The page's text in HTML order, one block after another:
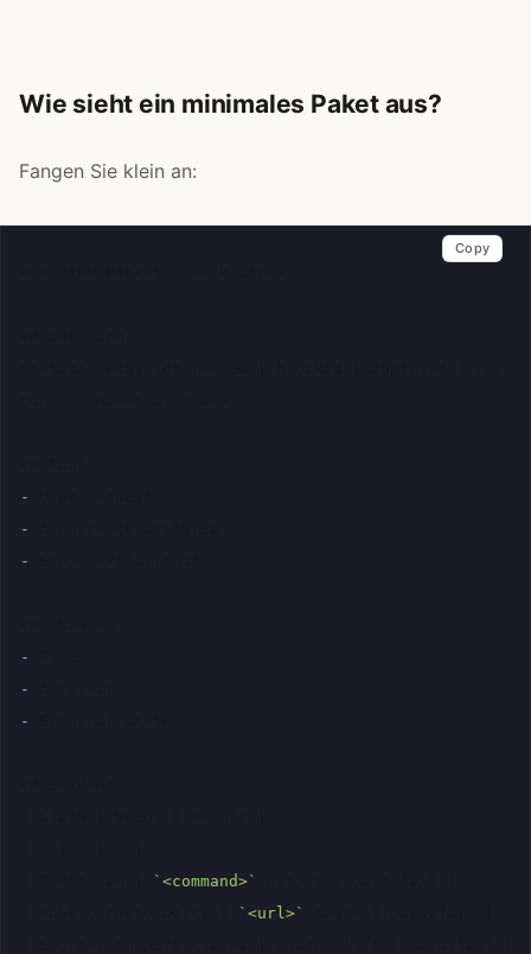
Wie sieht ein minimales Paket aus?
Fangen Sie klein an:
-
-
-
-
-
-
`<command>`
`<url>`
Copy